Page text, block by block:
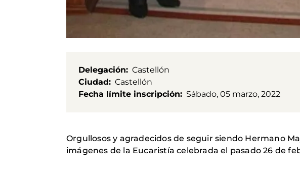
Delegación
Castellón
Ciudad
Castellón
Fecha límite inscripción
Sábado, 05 marzo, 2022
Orgullosos y agradecidos de seguir siendo Hermano
imágenes de la Eucaristía celebrada el pasado 26 de